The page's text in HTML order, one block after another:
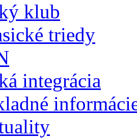
klub
triedy
integrácia